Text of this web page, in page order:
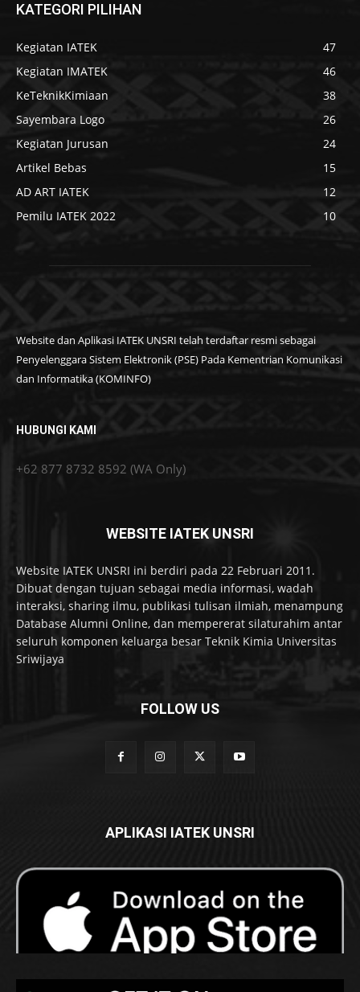
KATEGORI PILIHAN
Kegiatan IATEK
47
Kegiatan IMATEK
46
KeTeknikKimiaan
38
Sayembara Logo
26
Kegiatan Jurusan
24
Artikel Bebas
15
AD ART IATEK
12
Pemilu IATEK 2022
10
Website dan Aplikasi IATEK UNSRI telah terdaftar resmi sebagai
Penyelenggara Sistem Elektronik (PSE) Pada Kementrian Komunikasi
dan Informatika (KOMINFO)
HUBUNGI KAMI
+62 877 8732 8592 (WA Only)
WEBSITE IATEK UNSRI
Website IATEK UNSRI ini berdiri pada 22 Februari 2011.
Dibuat dengan tujuan sebagai media informasi, wadah
interaksi, sharing ilmu, publikasi tulisan ilmiah, menampung
Database Alumni Online, dan mempererat silaturahim antar
seluruh komponen keluarga besar Teknik Kimia Universitas
Sriwijaya
FOLLOW US
APLIKASI IATEK UNSRI